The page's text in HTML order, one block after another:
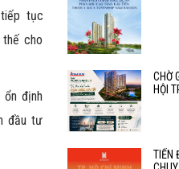
tục
cho
định
đầu tư
CHỜ
HỘI
TIẾN